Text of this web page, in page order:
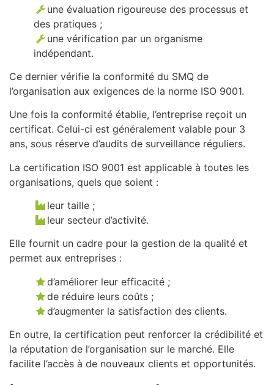
une évaluation rigoureuse des processus et
des pratiques ;
une vérification par un organisme
indépendant.
Ce dernier vérifie la conformité du SMQ de
l’organisation aux exigences de la norme ISO 9001.
Une fois la conformité établie, l’entreprise reçoit un
certificat. Celui-ci est généralement valable pour 3
ans, sous réserve d’audits de surveillance réguliers.
La certification ISO 9001 est applicable à toutes les
organisations, quels que soient :
leur taille ;
leur secteur d’activité.
Elle fournit un cadre pour la gestion de la qualité et
permet aux entreprises :
d’améliorer leur efficacité ;
de réduire leurs coûts ;
d’augmenter la satisfaction des clients.
En outre, la certification peut renforcer la crédibilité et
la réputation de l’organisation sur le marché. Elle
facilite l’accès à de nouveaux clients et opportunités.